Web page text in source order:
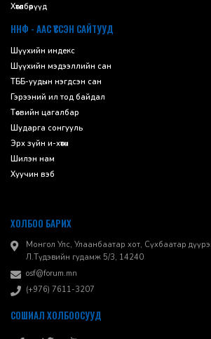
Хөтөлбөрүүд
ННФ - ААС ҮҮССЭН САЙТУУД
Шүүхийн индекс
Шүүхийн мэдээллийн сан
ТББ-уудын нэгдсэн сан
Гэрээний ил тод байдал
Төсвийн цагалбар
Шударга сонгууль
Эрх зүйн и-хөтөч
Шилэн нам
Хуучин вэб
ХОЛБОО БАРИХ
Монгол Улс, Улаанбаатар хот, Сүхбаатар
Л.Түдэвийн гудамж 5/3, 14240
osf@forum.mn
(+976) 7611-3207
СОШИАЛ ХОЛБООСУУД